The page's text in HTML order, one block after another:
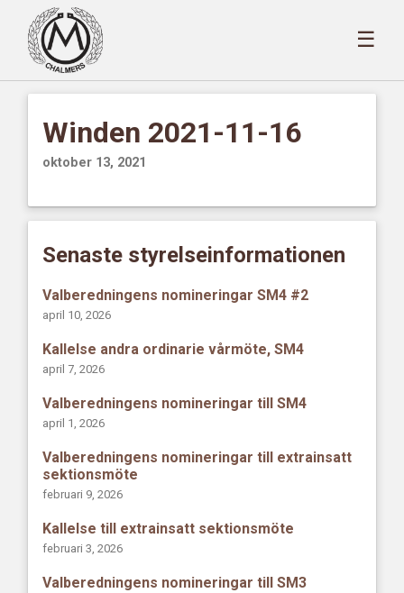
☰
Winden 2021-11-16
oktober 13, 2021
Senaste styrelseinformationen
Valberedningens nomineringar SM4 #2
april 10, 2026
Kallelse andra ordinarie vårmöte, SM4
april 7, 2026
Valberedningens nomineringar till SM4
april 1, 2026
Valberedningens nomineringar till extrainsatt
sektionsmöte
februari 9, 2026
Kallelse till extrainsatt sektionsmöte
februari 3, 2026
Valberedningens nomineringar till SM3